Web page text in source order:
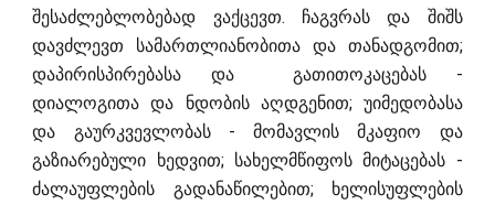
შესაძლებლობებად ვაქცევთ. ჩაგვრას და შიშს
დავძლევთ სამართლიანობითა და თანადგომით;
დაპირისპირებასა და გათითოკაცებას -
დიალოგითა და ნდობის აღდგენით; უიმედობასა
და გაურკვევლობას - მომავლის მკაფიო და
გაზიარებული ხედვით; სახელმწიფოს მიტაცებას -
ძალაუფლების გადანაწილებით; ხელისუფლების